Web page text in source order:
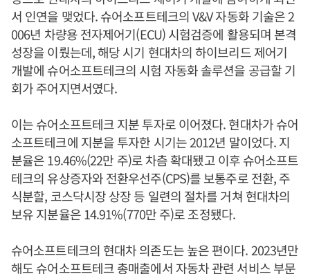
서 인연을 맺었다. 슈어소프트테크의 V&V 자동화 기술은 2
006년 차량용 전자제어기(ECU) 시험검증에 활용되며 본격
성장을 이뤘는데, 해당 시기 현대차의 하이브리드 제어기
개발에 슈어소프트테크의 시험 자동화 솔루션을 공급할 기
회가 주어지면서였다.
이는 슈어소프트테크 지분 투자로 이어졌다. 현대차가 슈어
소프트테크에 지분을 투자한 시기는 2012년 말이었다. 지
분율은 19.46%(22만 주)로 차츰 확대됐고 이후 슈어소프트
테크의 유상증자와 전환우선주(CPS)를 보통주로 전환, 주
식분할, 코스닥시장 상장 등 일련의 절차를 거쳐 현대차의
보유 지분율은 14.91%(770만 주)로 조정됐다.
슈어소프트테크의 현대차 의존도는 높은 편이다. 2023년만
해도 슈어소프트테크 총매출에서 자동차 관련 서비스 부문